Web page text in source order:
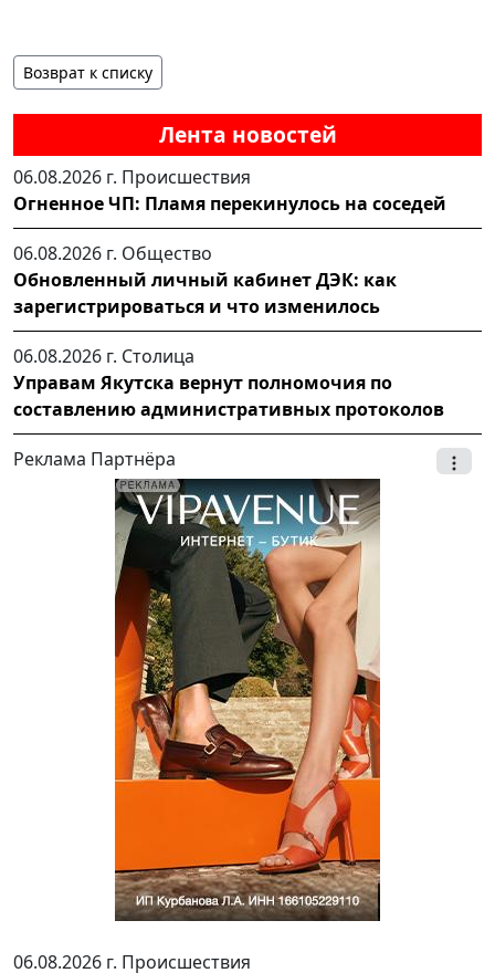
Лента новостей
06.08.2026 г. Происшествия
Огненное ЧП: Пламя перекинулось на соседей
06.08.2026 г. Общество
Обновленный личный кабинет ДЭК: как
зарегистрироваться и что изменилось
06.08.2026 г. Столица
Управам Якутска вернут полномочия по
составлению административных протоколов
Реклама Партнёра
06.08.2026 г. Происшествия
Возврат к списку